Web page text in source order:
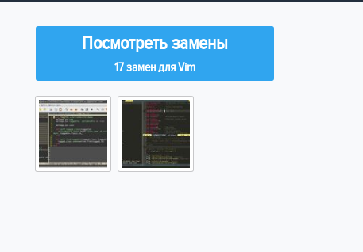
Посмотреть замены
17 замен для Vim